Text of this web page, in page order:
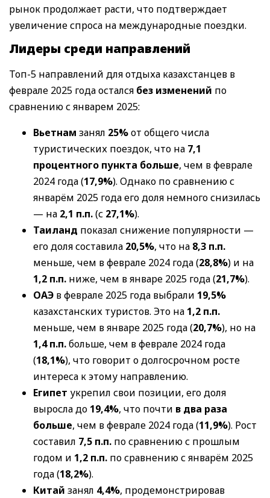
рынок продолжает расти, что подтверждает
увеличение спроса на международные поездки.
Лидеры среди направлений
Топ-5 направлений для отдыха казахстанцев в
феврале 2025 года остался без изменений по
сравнению с январем 2025:
Вьетнам занял 25%от общего числа
туристических поездок, что на 7,1
процентного пункта больше, чем в феврале
2024 года (17,9%). Однако по сравнению с
январём 2025 года его доля немного снизилась
— на 2,1 п.п.(с 27,1%).
Таиланд показал снижение популярности —
его доля составила 20,5%, что на 8,3 п.п.
меньше, чем в феврале 2024 года (28,8%) и на
1,2 п.п. ниже, чем в январе 2025 года (21,7%).
ОАЭ в феврале 2025 года выбрали 19,5%
казахстанских туристов. Это на 1,2 п.п.
меньше, чем в январе 2025 года (20,7%), но на
1,4 п.п.больше, чем в феврале 2024 года
(18,1%), что говорит о долгосрочном росте
интереса к этому направлению.
Египет укрепил свои позиции, его доля
выросла до 19,4%, что почти в два раза
больше, чем в феврале 2024 года (11,9%). Рост
составил 7,5 п.п. по сравнению с прошлым
годом и 1,2 п.п. по сравнению с январём 2025
года (18,2%).
Китай занял 4,4%, продемонстрировав